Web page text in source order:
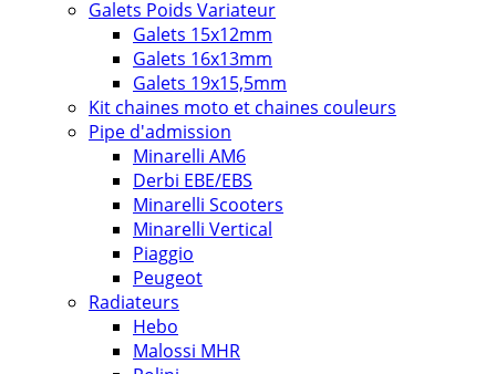
Galets Poids Variateur
Galets 15x12mm
Galets 16x13mm
Galets 19x15,5mm
Kit chaines moto et chaines couleurs
Pipe d'admission
Minarelli AM6
Derbi EBE/EBS
Minarelli Scooters
Minarelli Vertical
Piaggio
Peugeot
Radiateurs
Hebo
Malossi MHR